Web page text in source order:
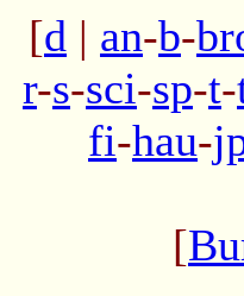
[d | an-b-
r-s-sci-sp-t-
fi-hau-
[